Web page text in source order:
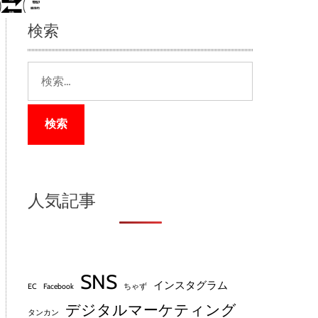
検索
:
人気記事
EC Facebook SNS ちゃず インスタグラム
タンカン デジタルマーケティング